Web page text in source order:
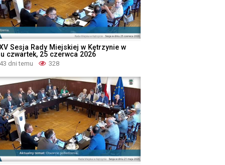
Sesja Rady Miejskiej w Kętrzynie w
czwartek, 25 czerwca 2026
43 dni temu 328